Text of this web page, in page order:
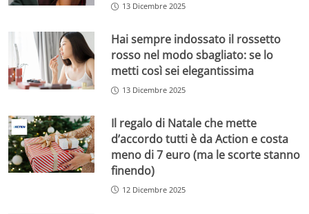
13 Dicembre 2025
Hai sempre indossato il rossetto
rosso nel modo sbagliato: se lo
metti così sei elegantissima
13 Dicembre 2025
Il regalo di Natale che mette
d’accordo tutti è da Action e costa
meno di 7 euro (ma le scorte stanno
finendo)
12 Dicembre 2025